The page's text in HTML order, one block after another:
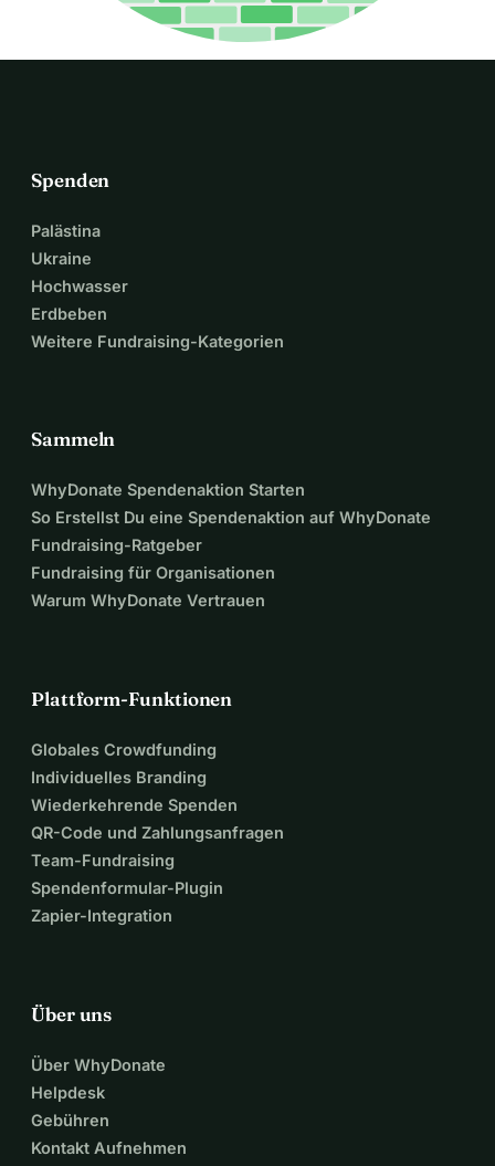
Spenden
Palästina
Ukraine
Hochwasser
Erdbeben
Weitere Fundraising-Kategorien
Sammeln
WhyDonate Spendenaktion Starten
So Erstellst Du eine Spendenaktion auf WhyDonate
Fundraising-Ratgeber
Fundraising für Organisationen
Warum WhyDonate Vertrauen
Plattform-Funktionen
Globales Crowdfunding
Individuelles Branding
Wiederkehrende Spenden
QR-Code und Zahlungsanfragen
Team-Fundraising
Spendenformular-Plugin
Zapier-Integration
Über uns
Über WhyDonate
Helpdesk
Gebühren
Kontakt Aufnehmen